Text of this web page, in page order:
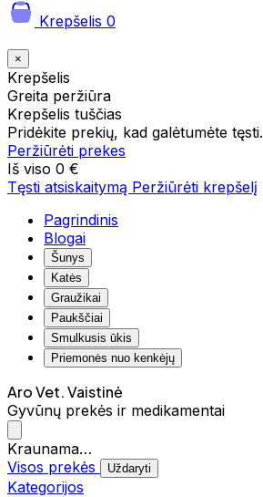
Krepšelis 0
×
Krepšelis
Greita peržiūra
Krepšelis tuščias
Pridėkite prekių, kad galėtumėte tęsti.
Peržiūrėti prekes
Iš viso 0 €
Tęsti atsiskaitymą Peržiūrėti krepšelį
Pagrindinis
Blogai
Šunys
Katės
Graužikai
Paukščiai
Smulkusis ūkis
Priemonės nuo kenkėjų
Aro Vet. Vaistinė
Gyvūnų prekės ir medikamentai
Kraunama…
Visos prekės
Uždaryti
Kategorijos